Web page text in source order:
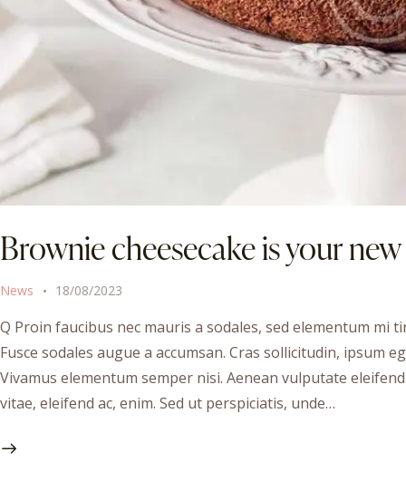
Brownie cheesecake is your
News 18/08/2023
Q Proin faucibus nec mauris a sodales, sed elementum mi
Fusce sodales augue a accumsan. Cras sollicitudin, ipsum
Vivamus elementum semper nisi. Aenean vulputate
vitae, eleifend ac, enim. Sed ut perspiciatis, unde…